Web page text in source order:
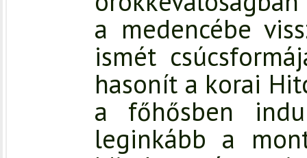
a medencébe
ismét
hasonít a korai
a főhősben
leginkább a